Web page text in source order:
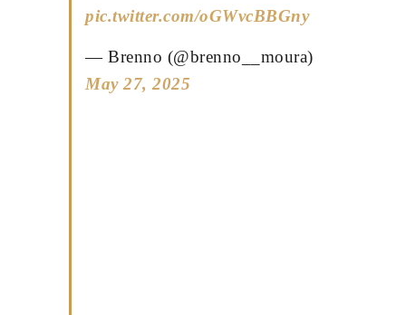
pic.twitter.com/oGWvcBBGny
— Brenno (@brenno__moura)
May 27, 2025